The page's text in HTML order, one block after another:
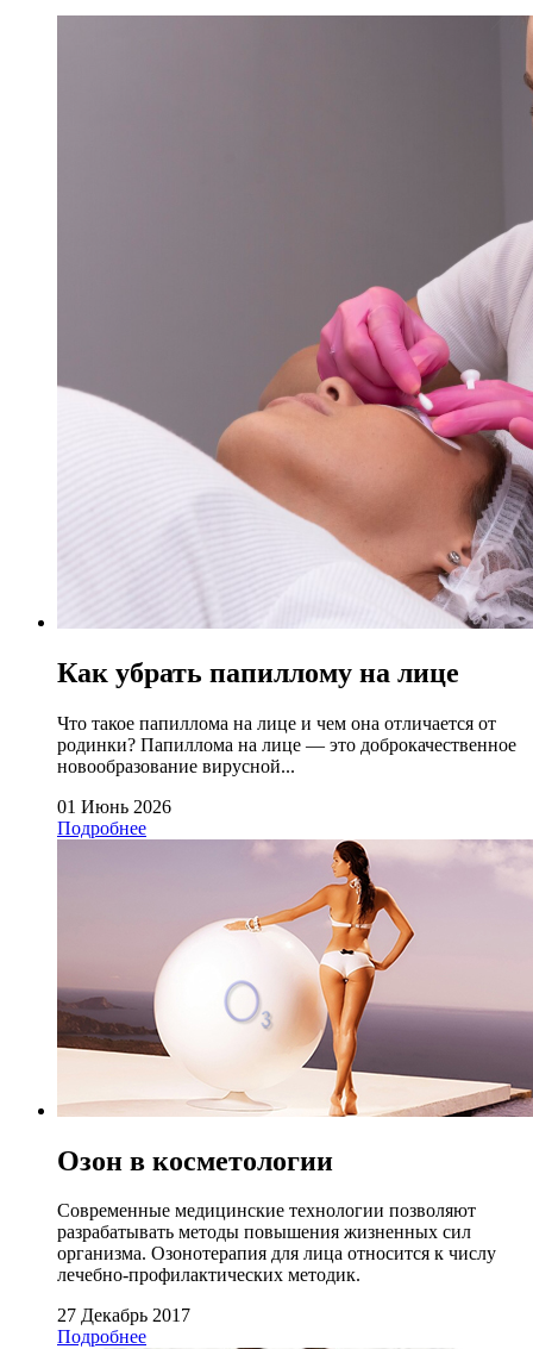
Как убрать папиллому на лице
Что такое папиллома на лице и чем она отличается от
родинки? Папиллома на лице — это доброкачественное
новообразование вирусной...
01 Июнь 2026
Подробнее
Озон в косметологии
Современные медицинские технологии позволяют
разрабатывать методы повышения жизненных сил
организма. Озонотерапия для лица относится к числу
лечебно-профилактических методик.
27 Декабрь 2017
Подробнее